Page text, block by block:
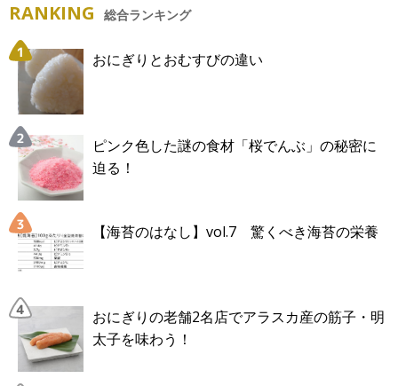
RANKING 総合ランキング
おにぎりとおむすびの違い
ピンク色した謎の食材「桜でんぶ」の秘密に
迫る！
【海苔のはなし】vol.7 驚くべき海苔の栄養
おにぎりの老舗2名店でアラスカ産の筋子・明
太子を味わう！